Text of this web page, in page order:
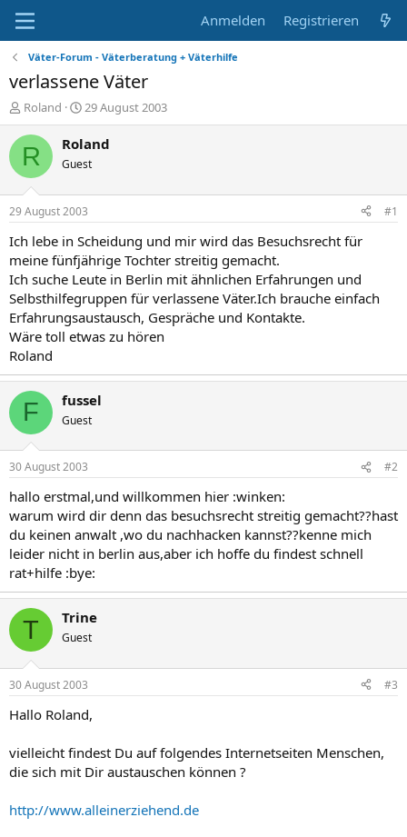
Anmelden Registrieren
Väter-Forum - Väterberatung + Väterhilfe
verlassene Väter
E
r
s
t
e
r
Roland
E
r
s
e
l
t
a
m
29 August 2003
R Roland
Guest
29 August 2003 #1
Ich lebe in Scheidung und mir wird das Besuchsrecht für
meine fünfjährige Tochter streitig gemacht.
Ich suche Leute in Berlin mit ähnlichen Erfahrungen und
Selbsthilfegruppen für verlassene Väter.Ich brauche einfach
Erfahrungsaustausch, Gespräche und Kontakte.
Wäre toll etwas zu hören
Roland
F fussel
Guest
30 August 2003 #2
hallo erstmal,und willkommen hier :winken:
warum wird dir denn das besuchsrecht streitig gemacht??hast
du keinen anwalt ,wo du nachhacken kannst??kenne mich
leider nicht in berlin aus,aber ich hoffe du findest schnell
rat+hilfe :bye:
T Trine
Guest
30 August 2003 #3
Hallo Roland,
vielleicht findest Du auf folgendes Internetseiten Menschen,
die sich mit Dir austauschen können ?
http://www.alleinerziehend.de